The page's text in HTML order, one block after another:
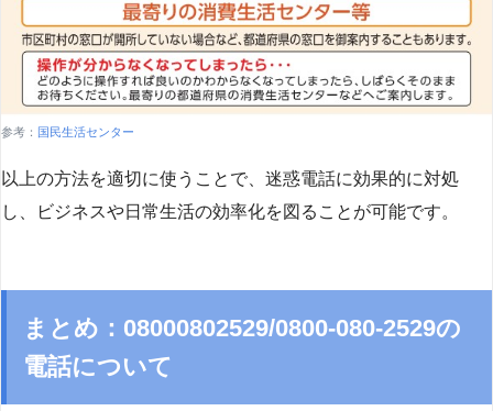
参考： 国民生活センター
以上の方法を適切に使うことで、迷惑電話に効果的に対処
し、ビジネスや日常生活の効率化を図ることが可能です。
まとめ：08000802529/0800-080-2529の
電話について